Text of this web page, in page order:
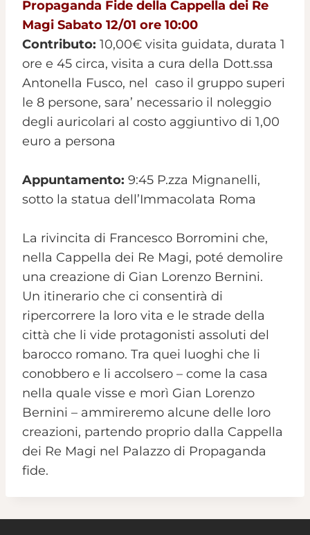
Propaganda Fide della Cappella dei Re
Magi Sabato 12/01 ore 10:00
Contributo: 10,00€ visita guidata, durata 1
ore e 45 circa, visita a cura della Dott.ssa
Antonella Fusco, nel caso il gruppo superi
le 8 persone, sara’ necessario il noleggio
degli auricolari al costo aggiuntivo di 1,00
euro a persona
Appuntamento: 9:45 P.zza Mignanelli,
sotto la statua dell’Immacolata Roma
La rivincita di Francesco Borromini che,
nella Cappella dei Re Magi, poté demolire
una creazione di Gian Lorenzo Bernini.
Un itinerario che ci consentirà di
ripercorrere la loro vita e le strade della
città che li vide protagonisti assoluti del
barocco romano. Tra quei luoghi che li
conobbero e li accolsero – come la casa
nella quale visse e morì Gian Lorenzo
Bernini – ammireremo alcune delle loro
creazioni, partendo proprio dalla Cappella
dei Re Magi nel Palazzo di Propaganda
fide.